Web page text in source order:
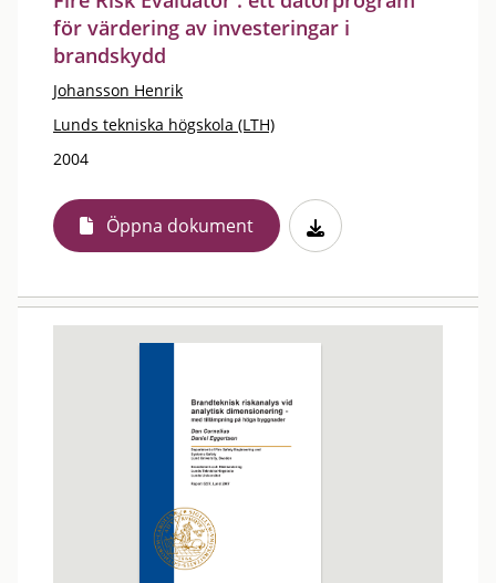
för värdering av investeringar i
brandskydd
Johansson Henrik
Lunds tekniska högskola (LTH)
2004
Öppna dokument